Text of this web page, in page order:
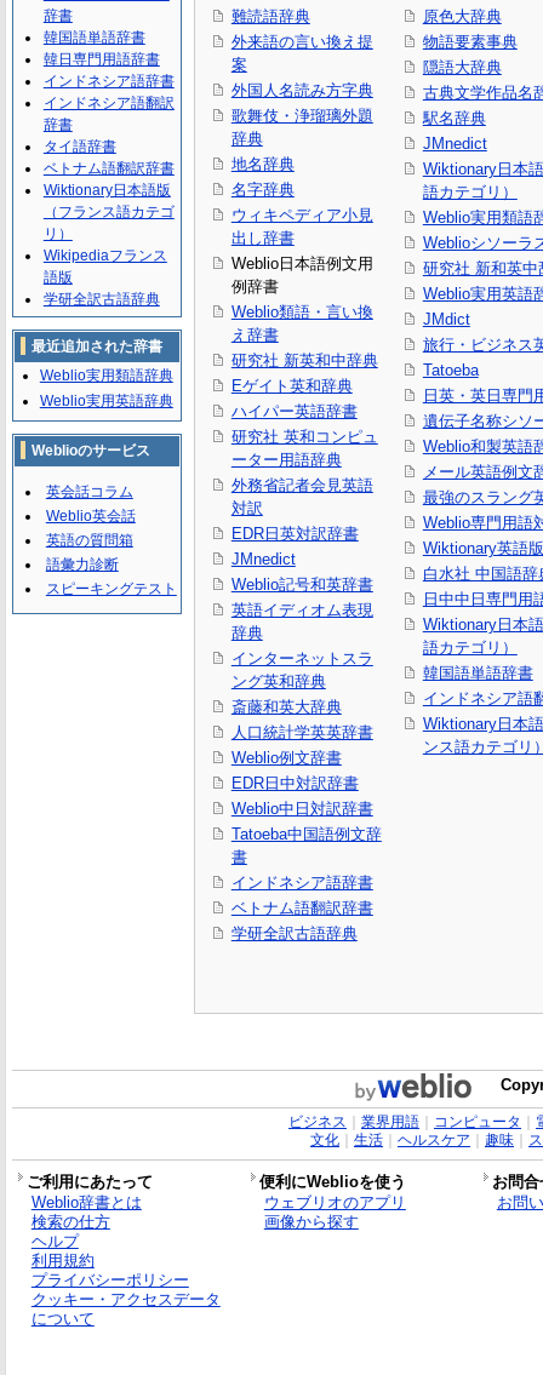
難読語辞典
外来語の言い換え提
案
外国人名読み方字典
歌舞伎・浄瑠璃外題
辞典
地名辞典
名字辞典
ウィキペディア小見
出し辞書
Weblio日本語例文用
例辞書
Weblio類語・言い換
え辞書
研究社 新英和中辞典
Eゲイト英和辞典
ハイパー英語辞書
研究社 英和コンピュ
ーター用語辞典
外務省記者会見英語
対訳
EDR日英対訳辞書
JMnedict
Weblio記号和英辞書
英語イディオム表現
辞典
インターネットスラ
ング英和辞典
斎藤和英大辞典
人口統計学英英辞書
Weblio例文辞書
EDR日中対訳辞書
Weblio中日対訳辞書
Tatoeba中国語例文辞
書
インドネシア語辞書
ベトナム語翻訳辞書
学研全訳古語辞典
原色大辞典
物語要素事典
隠語大辞典
古典文学作品名
駅名辞典
JMnedict
Wiktionary日本
語カテゴリ）
Weblio実用類語
Weblioシソーラ
研究社 新和英中
Weblio実用英語
JMdict
旅行・ビジネス
Tatoeba
日英・英日専門
遺伝子名称シソ
Weblio和製英語
メール英語例文
最強のスラング
Weblio専門用語
Wiktionary英語版
白水社 中国語辞
日中中日専門用
Wiktionary日本
語カテゴリ）
韓国語単語辞書
インドネシア語
Wiktionary日本
ンス語カテゴリ
辞書
韓国語単語辞書
韓日専門用語辞書
インドネシア語辞書
インドネシア語翻訳
辞書
タイ語辞書
ベトナム語翻訳辞書
Wiktionary日本語版
（フランス語カテゴ
リ）
Wikipediaフランス
語版
学研全訳古語辞典
最近追加された辞書
Weblio実用類語辞典
Weblio実用英語辞典
Weblioのサービス
英会話コラム
Weblio英会話
英語の質問箱
語彙力診断
スピーキングテスト
ビジネス 業界用語｜ コンピュータ
文化｜ 生活｜ ヘルスケア 趣味｜
ご利用にあたって 便利にWeblioを使う
お問
Weblio辞書とは
検索の仕方
ヘルプ
利用規約
プライバシーポリシー
クッキー・アクセスデータ
について
ウェブリオのアプリ
画像から探す
お問